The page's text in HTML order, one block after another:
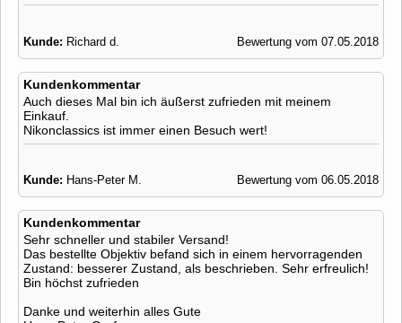
Kunde: Richard d. Bewertung vom 07.05.2018
Kundenkommentar
Auch dieses Mal bin ich äußerst zufrieden mit meinem
Einkauf.
Nikonclassics ist immer einen Besuch wert!
Kunde: Hans-Peter M. Bewertung vom 06.05.2018
Kundenkommentar
Sehr schneller und stabiler Versand!
Das bestellte Objektiv befand sich in einem hervorragenden
Zustand: besserer Zustand, als beschrieben. Sehr erfreulich!
Bin höchst zufrieden
Danke und weiterhin alles Gute